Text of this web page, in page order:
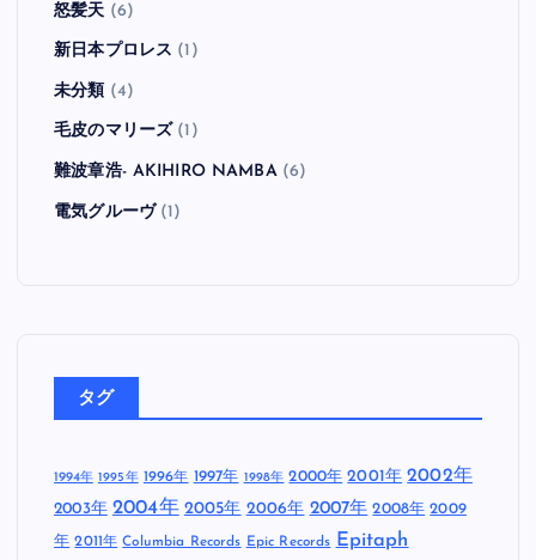
怒髪天 (6)
新日本プロレス (1)
未分類 (4)
毛皮のマリーズ (1)
難波章浩- AKIHIRO NAMBA(6)
電気グルーヴ(1)
タグ
1994年 1995年 1996年 1997年 1998年 2000年 2001年 2002年
2003年 2004年 2005年 2006年 2007年 2008年 2009
年 2011年 Columbia Records Epic Records Epitaph